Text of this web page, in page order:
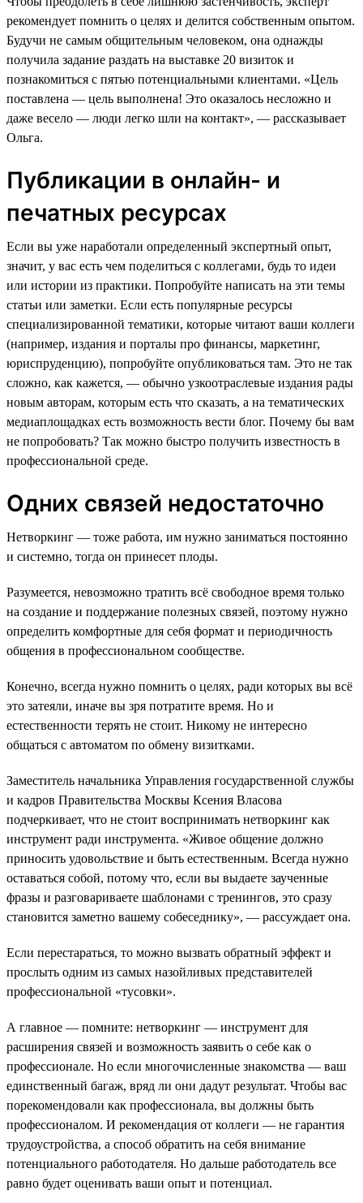
рекомендует помнить о целях и делится собственным опытом.
Будучи не самым общительным человеком, она однажды
получила задание раздать на выставке 20 визиток и
познакомиться с пятью потенциальными клиентами. «Цель
поставлена — цель выполнена! Это оказалось несложно и
даже весело — люди легко шли на контакт», — рассказывает
Ольга.
Публикации в онлайн- и
печатных ресурсах
Если вы уже наработали определенный экспертный опыт,
значит, у вас есть чем поделиться с коллегами, будь то идеи
или истории из практики. Попробуйте написать на эти темы
статьи или заметки. Если есть популярные ресурсы
специализированной тематики, которые читают ваши коллеги
(например, издания и порталы про финансы, маркетинг,
юриспруденцию), попробуйте опубликоваться там. Это не так
сложно, как кажется, — обычно узкоотраслевые издания рады
новым авторам, которым есть что сказать, а на тематических
медиаплощадках есть возможность вести блог. Почему бы вам
не попробовать? Так можно быстро получить известность в
профессиональной среде.
Одних связей недостаточно
Нетворкинг — тоже работа, им нужно заниматься постоянно
и системно, тогда он принесет плоды.
Разумеется, невозможно тратить всё свободное время только
на создание и поддержание полезных связей, поэтому нужно
определить комфортные для себя формат и периодичность
общения в профессиональном сообществе.
Конечно, всегда нужно помнить о целях, ради которых вы всё
это затеяли, иначе вы зря потратите время. Но и
естественности терять не стоит. Никому не интересно
общаться с автоматом по обмену визитками.
Заместитель начальника Управления государственной службы
и кадров Правительства Москвы Ксения Власова
подчеркивает, что не стоит воспринимать нетворкинг как
инструмент ради инструмента. «Живое общение должно
приносить удовольствие и быть естественным. Всегда нужно
оставаться собой, потому что, если вы выдаете заученные
фразы и разговариваете шаблонами с тренингов, это сразу
становится заметно вашему собеседнику», — рассуждает она.
Если перестараться, то можно вызвать обратный эффект и
прослыть одним из самых назойливых представителей
профессиональной «тусовки».
А главное — помните: нетворкинг — инструмент для
расширения связей и возможность заявить о себе как о
профессионале. Но если многочисленные знакомства — ваш
единственный багаж, вряд ли они дадут результат. Чтобы вас
порекомендовали как профессионала, вы должны быть
профессионалом. И рекомендация от коллеги — не гарантия
трудоустройства, а способ обратить на себя внимание
потенциального работодателя. Но дальше работодатель все
равно будет оценивать ваши опыт и потенциал.